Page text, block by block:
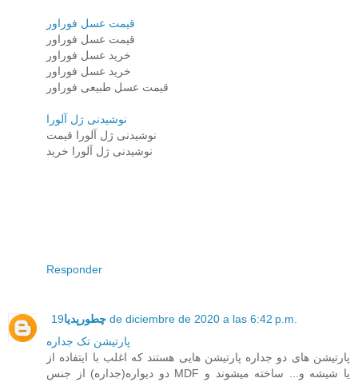
قیمت عسل فوراور
قیمت عسل فوراور
خرید عسل فوراور
خرید عسل فوراور
قیمت عسل طبیعی فوراور
نوشیدنی ژل آلورا
نوشیدنی ژل آلورا قیمت
نوشیدنی ژل آلورا خرید
Responder
چطورپدیا 19 de diciembre de 2020 a las 6:42 p.m.
پارتیشن تک جداره
پارتیشن های دو جداره پارتیشن هایی هستند که اغلب با ایتفاده از
دو دیواره(جداره) از جنس MDF یا شیشه و... ساخته میشوند و